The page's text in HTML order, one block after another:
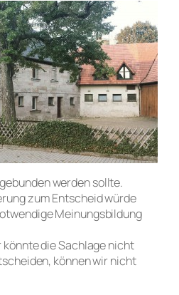
werden sollte.
zum Entscheid würde
Meinungsbildung
die Sachlage nicht
können wir nicht